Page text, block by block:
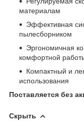
материалам
Эффективная
пылесборником
Эргономичная
комфортной
Компактный и
использования
Поставляется без
Скрыть